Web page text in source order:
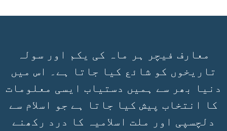
معارف فیچر ہر ماہ کی یکم اور سولہ
تاریخوں کو شائع کیا جاتا ہے۔ اس میں
دنیا بھر سے ہمیں دستیاب ایسی معلومات
کا انتخاب پیش کیا جاتا ہے جو اسلام سے
دلچسپی اور ملت اسلامیہ کا درد رکھنے